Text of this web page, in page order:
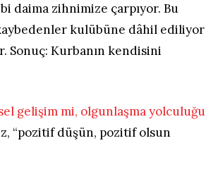
daima zihnimize çarpıyor. Bu
kulübüne dâhil ediliyor
Sonuç: Kurbanın kendisini
gelişim mi, olgunlaşma yolculuğu
“pozitif düşün, pozitif olsun